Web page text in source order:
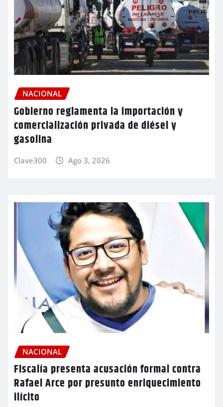
NACIONAL
Gobierno reglamenta la importación y
comercialización privada de diésel y
gasolina
Clave300 Ago 3, 2026
NACIONAL
Fiscalía presenta acusación formal contra
Rafael Arce por presunto enriquecimiento
ilícito